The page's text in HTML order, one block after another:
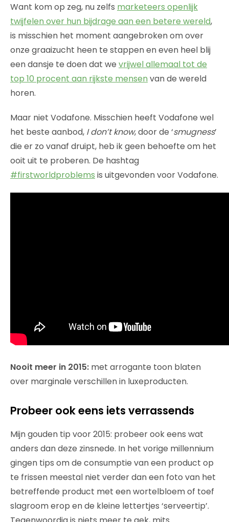
Want kom op zeg, nu zelfs marketeers openlijk
twijfelen over hun bijdrage aan een betere wereld,
is misschien het moment aangebroken om over
onze graaizucht heen te stappen en even heel blij
een dansje te doen dat we vrijwel allemaal tot de
top 10 procent aan rijkste mensen van de wereld
horen.
Maar niet Vodafone. Misschien heeft Vodafone wel
het beste aanbod, I don’t know, door de ‘smugness’
die er zo vanaf druipt, heb ik geen behoefte om het
ooit uit te proberen. De hashtag
#firstworldproblems is uitgevonden voor Vodafone.
Nooit meer in 2015: met arrogante toon blaten
over marginale verschillen in luxeproducten.
Probeer ook eens iets verrassends
Mijn gouden tip voor 2015: probeer ook eens wat
anders dan deze zinsnede. In het vorige millennium
gingen tips om de consumptie van een product op
te frissen meestal niet verder dan een foto van het
betreffende product met een wortelbloem of toef
slagroom erop en de kleine lettertjes ‘serveertip’.